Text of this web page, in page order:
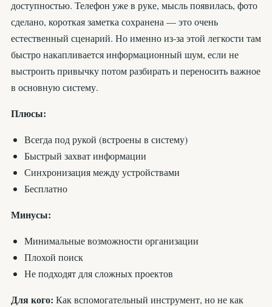
доступностью. Телефон уже в руке, мысль появилась, фото
сделано, короткая заметка сохранена — это очень
естественный сценарий. Но именно из-за этой легкости там
быстро накапливается информационный шум, если не
выстроить привычку потом разбирать и переносить важное
в основную систему.
Плюсы:
Всегда под рукой (встроены в систему)
Быстрый захват информации
Синхронизация между устройствами
Бесплатно
Минусы:
Минимальные возможности организации
Плохой поиск
Не подходят для сложных проектов
Для кого: Как вспомогательный инструмент, но не как